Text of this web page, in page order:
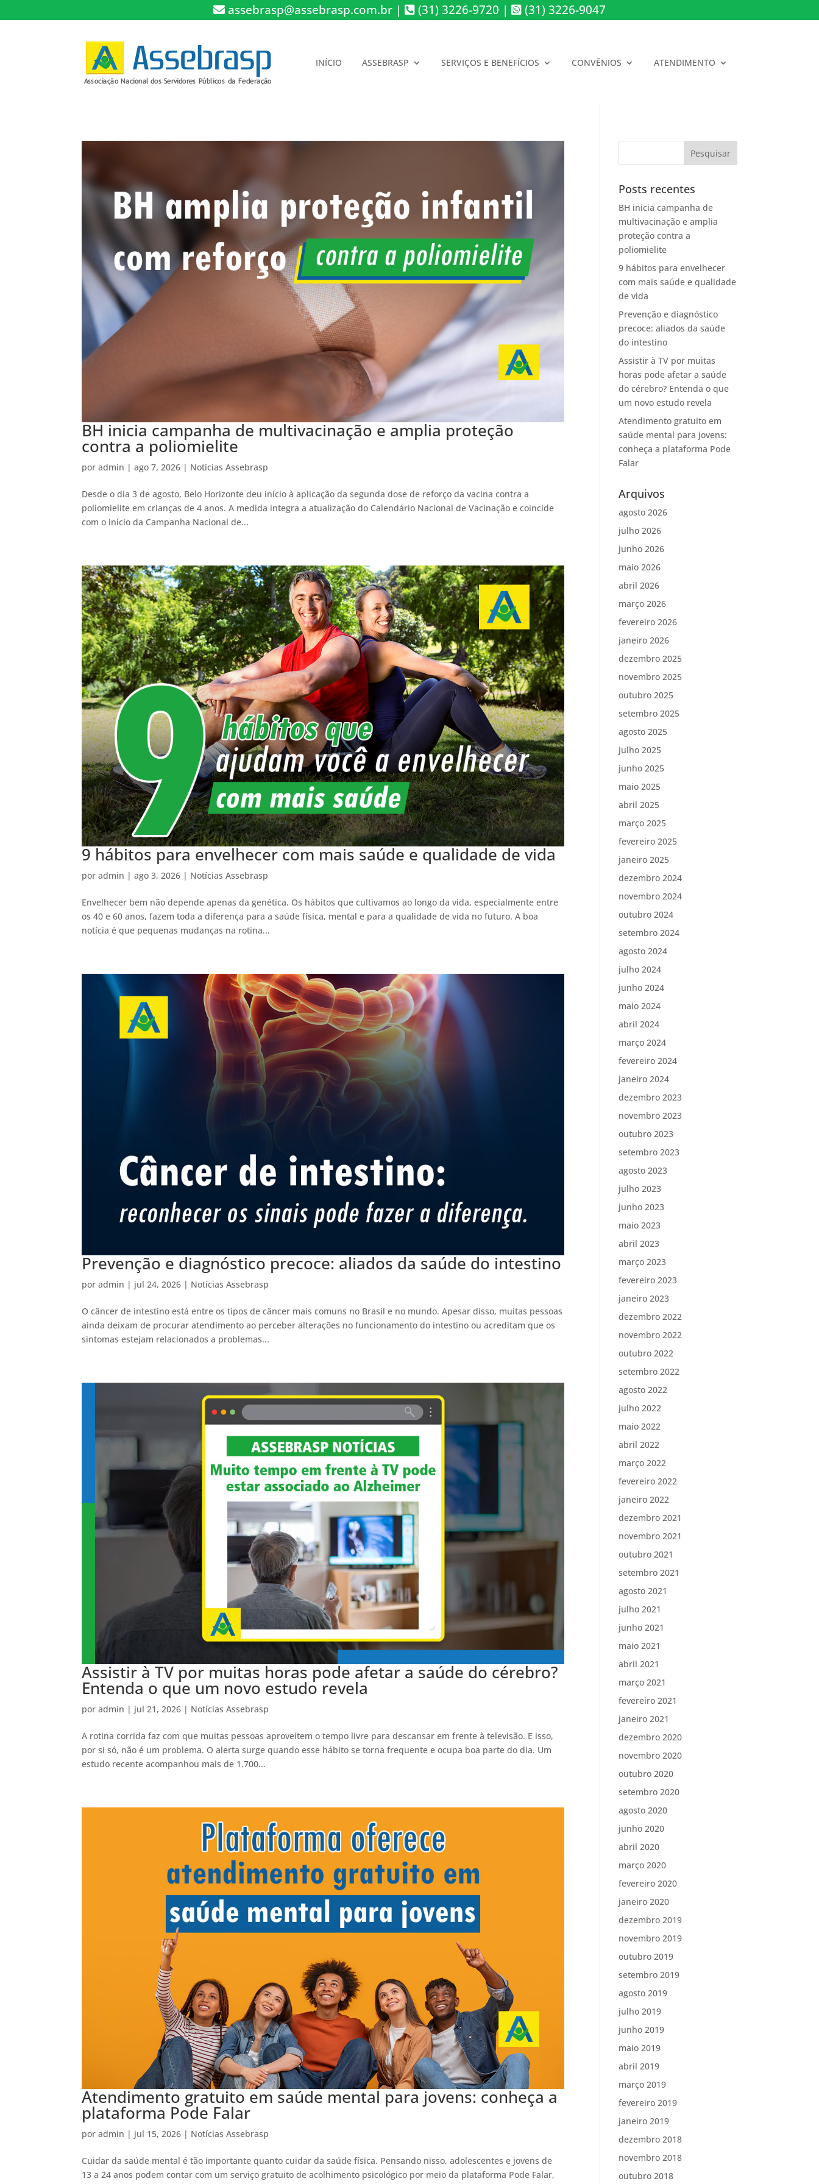
assebrasp@assebrasp.com.br | (31) 3226-9720 | (31) 3226-9047
INÍCIO ASSEBRASP SERVIÇOS E BENEFÍCIOS CONVÊNIOS ATENDIMENTO
BH inicia campanha de multivacinação e amplia proteção
contra a poliomielite
poradmin |ago 7, 2026 | Notícias Assebrasp
Desde o dia 3 de agosto, Belo Horizonte deu início à aplicação da segunda dose de reforço da vacina contra a
poliomielite em crianças de 4 anos. A medida integra a atualização do Calendário Nacional de Vacinação e coincide
com o início da Campanha Nacional de...
9 hábitos para envelhecer com mais saúde e qualidade de vida
poradmin |ago 3, 2026 | Notícias Assebrasp
Envelhecer bem não depende apenas da genética. Os hábitos que cultivamos ao longo da vida, especialmente entre
os 40 e 60 anos, fazem toda a diferença para a saúde física, mental e para a qualidade de vida no futuro. A boa
notícia é que pequenas mudanças na rotina...
Prevenção e diagnóstico precoce: aliados da saúde do intestino
poradmin | jul 24, 2026 | Notícias Assebrasp
O câncer de intestino está entre os tipos de câncer mais comuns no Brasil e no mundo. Apesar disso, muitas pessoas
ainda deixam de procurar atendimento ao perceber alterações no funcionamento do intestino ou acreditam que os
sintomas estejam relacionados a problemas...
Assistir à TV por muitas horas pode afetar a saúde do cérebro?
Entenda o que um novo estudo revela
poradmin | jul 21, 2026 | Notícias Assebrasp
A rotina corrida faz com que muitas pessoas aproveitem o tempo livre para descansar em frente à televisão. E isso,
por si só, não é um problema. O alerta surge quando esse hábito se torna frequente e ocupa boa parte do dia. Um
estudo recente acompanhou mais de 1.700...
Atendimento gratuito em saúde mental para jovens: conheça a
plataforma Pode Falar
poradmin | jul 15, 2026 | Notícias Assebrasp
Cuidar da saúde mental é tão importante quanto cuidar da saúde física. Pensando nisso, adolescentes e jovens de
13 a 24 anos podem contar com um serviço gratuito de acolhimento psicológico por meio da plataforma Pode Falar,
Posts recentes
BH inicia campanha de
multivacinação e amplia
proteção contra a
poliomielite
9 hábitos para envelhecer
com mais saúde e qualidade
de vida
Prevenção e diagnóstico
precoce: aliados da saúde
do intestino
Assistir à TV por muitas
horas pode afetar a saúde
do cérebro? Entenda o que
um novo estudo revela
Atendimento gratuito em
saúde mental para jovens:
conheça a plataforma Pode
Falar
Arquivos
agosto 2026
julho 2026
junho 2026
maio 2026
abril 2026
março 2026
fevereiro 2026
janeiro 2026
dezembro 2025
novembro 2025
outubro 2025
setembro 2025
agosto 2025
julho 2025
junho 2025
maio 2025
abril 2025
março 2025
fevereiro 2025
janeiro 2025
dezembro 2024
novembro 2024
outubro 2024
setembro 2024
agosto 2024
julho 2024
junho 2024
maio 2024
abril 2024
março 2024
fevereiro 2024
janeiro 2024
dezembro 2023
novembro 2023
outubro 2023
setembro 2023
agosto 2023
julho 2023
junho 2023
maio 2023
abril 2023
março 2023
fevereiro 2023
janeiro 2023
dezembro 2022
novembro 2022
outubro 2022
setembro 2022
agosto 2022
julho 2022
maio 2022
abril 2022
março 2022
fevereiro 2022
janeiro 2022
dezembro 2021
novembro 2021
outubro 2021
setembro 2021
agosto 2021
julho 2021
junho 2021
maio 2021
abril 2021
março 2021
fevereiro 2021
janeiro 2021
dezembro 2020
novembro 2020
outubro 2020
setembro 2020
agosto 2020
junho 2020
abril 2020
março 2020
fevereiro 2020
janeiro 2020
dezembro 2019
novembro 2019
outubro 2019
setembro 2019
agosto 2019
julho 2019
junho 2019
maio 2019
abril 2019
março 2019
fevereiro 2019
janeiro 2019
dezembro 2018
novembro 2018
outubro 2018